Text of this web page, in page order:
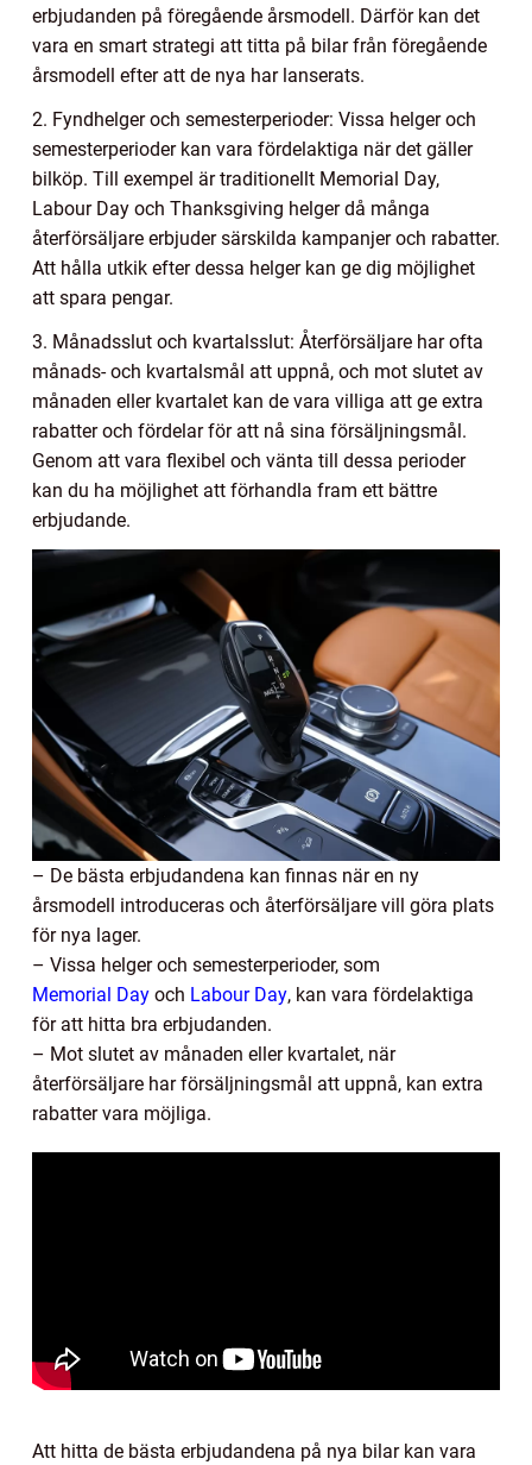
erbjudanden på föregående årsmodell. Därför kan det
vara en smart strategi att titta på bilar från föregående
årsmodell efter att de nya har lanserats.
2. Fyndhelger och semesterperioder: Vissa helger och
semesterperioder kan vara fördelaktiga när det gäller
bilköp. Till exempel är traditionellt Memorial Day,
Labour Day och Thanksgiving helger då många
återförsäljare erbjuder särskilda kampanjer och rabatter.
Att hålla utkik efter dessa helger kan ge dig möjlighet
att spara pengar.
3. Månadsslut och kvartalsslut: Återförsäljare har ofta
månads- och kvartalsmål att uppnå, och mot slutet av
månaden eller kvartalet kan de vara villiga att ge extra
rabatter och fördelar för att nå sina försäljningsmål.
Genom att vara flexibel och vänta till dessa perioder
kan du ha möjlighet att förhandla fram ett bättre
erbjudande.
– De bästa erbjudandena kan finnas när en ny
årsmodell introduceras och återförsäljare vill göra plats
för nya lager.
– Vissa helger och semesterperioder, som
Memorial Day och Labour Day, kan vara fördelaktiga
för att hitta bra erbjudanden.
– Mot slutet av månaden eller kvartalet, när
återförsäljare har försäljningsmål att uppnå, kan extra
rabatter vara möjliga.
Att hitta de bästa erbjudandena på nya bilar kan vara